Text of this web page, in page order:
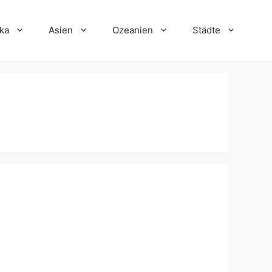
Asien Ozeanien Städte